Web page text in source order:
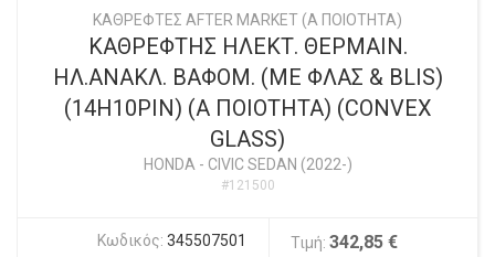
ΚΑΘΡΕΦΤΕΣ AFTER MARKET (Α ΠΟΙΟΤΗΤΑ)
ΚΑΘΡΕΦΤΗΣ ΗΛΕΚΤ. ΘΕΡΜΑΙΝ.
ΗΛ.ΑΝΑΚΛ. ΒΑΦΟΜ. (ΜΕ ΦΛΑΣ & BLIS)
(14H10PIN) (A ΠΟΙΟΤΗΤΑ) (CONVEX
GLASS)
HONDA- CIVIC SEDAN (2022-)
#121500
Κωδικός: 345507501 Τιμή: 342,85 €